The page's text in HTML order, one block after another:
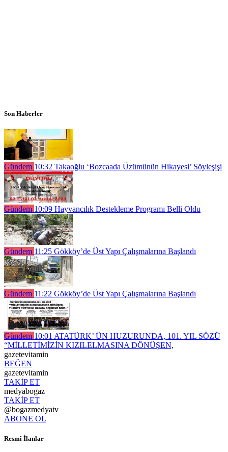
Son Haberler
Gündem 10:32 Takaoğlu ‘Bozcaada Üzümünün Hikayesi’ Söyleşişi
Gündem 10:09 Hayvancılık Destekleme Programı Belli Oldu
Gündem 11:25 Gökköy’de Üst Yapı Çalışmalarına Başlandı
Gündem 11:22 Gökköy’de Üst Yapı Çalışmalarına Başlandı
Gündem 10:01 ATATÜRK’ ÜN HUZURUNDA, 101. YIL SÖZÜ
“MİLLETİMİZİN KIZILELMASINA DÖNÜŞEN,
gazetevitamin
BEĞEN
gazetevitamin
TAKİP ET
medyabogaz
TAKİP ET
@bogazmedyatv
ABONE OL
Resmî İlanlar